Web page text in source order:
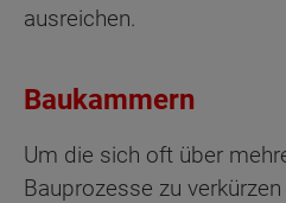
ausreichen.
Baukammern
Um die sich oft über
Bauprozesse zu